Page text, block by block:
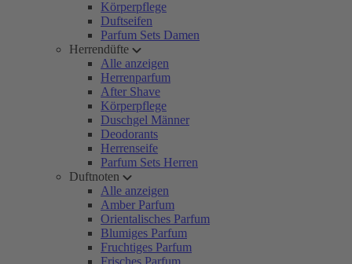
Körperpflege
Duftseifen
Parfum Sets Damen
Herrendüfte
Alle anzeigen
Herrenparfum
After Shave
Körperpflege
Duschgel Männer
Deodorants
Herrenseife
Parfum Sets Herren
Duftnoten
Alle anzeigen
Amber Parfum
Orientalisches Parfum
Blumiges Parfum
Fruchtiges Parfum
Frisches Parfum